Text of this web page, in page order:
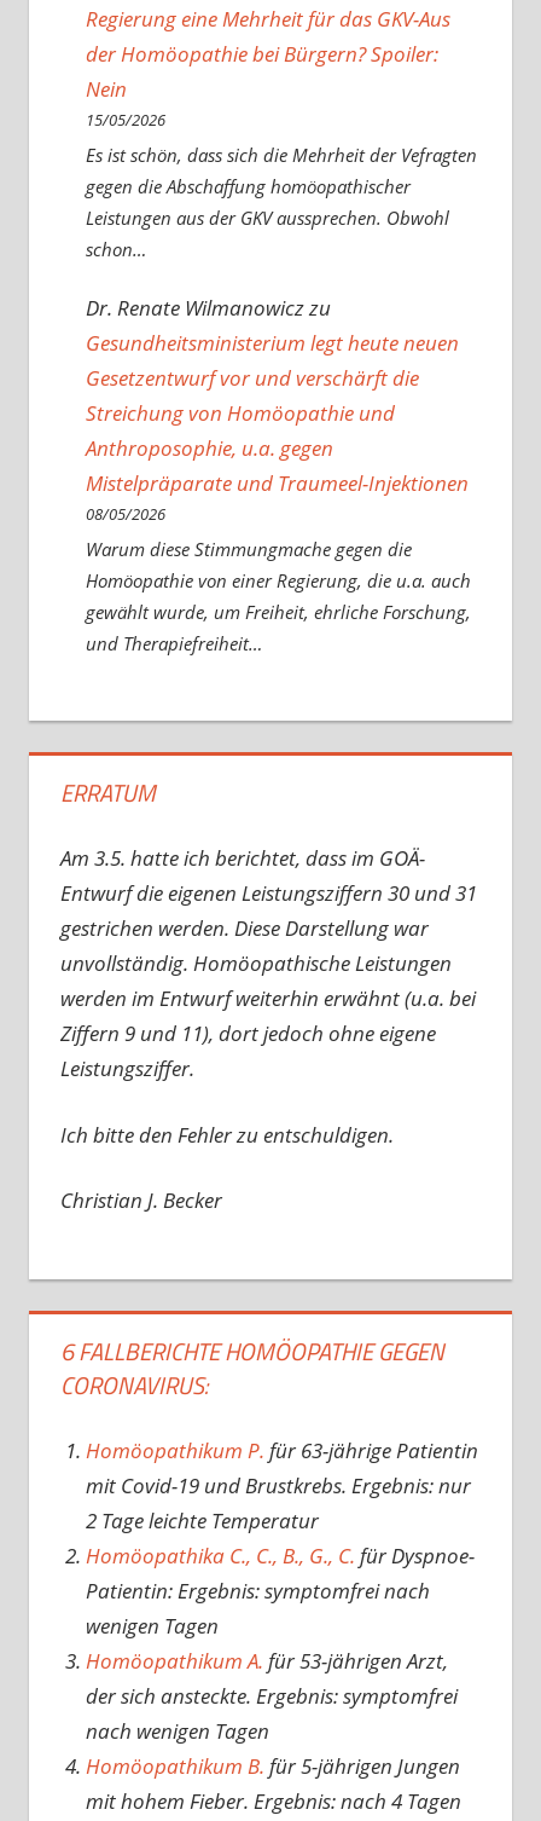
Regierung eine Mehrheit für das GKV-Aus
der Homöopathie bei Bürgern? Spoiler:
Nein
15/05/2026
Es ist schön, dass sich die Mehrheit der Vefragten
gegen die Abschaffung homöopathischer
Leistungen aus der GKV aussprechen. Obwohl
schon…
Dr. Renate Wilmanowiczzu
Gesundheitsministerium legt heute neuen
Gesetzentwurf vor und verschärft die
Streichung von Homöopathie und
Anthroposophie, u.a. gegen
Mistelpräparate und Traumeel-Injektionen
08/05/2026
Warum diese Stimmungmache gegen die
Homöopathie von einer Regierung, die u.a. auch
gewählt wurde, um Freiheit, ehrliche Forschung,
und Therapiefreiheit…
ERRATUM
Am 3.5. hatte ich berichtet, dass im GOÄ-
Entwurf die eigenen Leistungsziffern 30 und 31
gestrichen werden. Diese Darstellung war
unvollständig. Homöopathische Leistungen
werden im Entwurf weiterhin erwähnt (u.a. bei
Ziffern 9 und 11), dort jedoch ohne eigene
Leistungsziffer.
Ich bitte den Fehler zu entschuldigen.
Christian J. Becker
6 FALLBERICHTE HOMÖOPATHIE GEGEN
CORONAVIRUS:
Homöopathikum P. für 63-jährige Patientin
mit Covid-19 und Brustkrebs. Ergebnis: nur
2 Tage leichte Temperatur
Homöopathika C., C., B., G., C. für Dyspnoe-
Patientin: Ergebnis: symptomfrei nach
wenigen Tagen
Homöopathikum A. für 53-jährigen Arzt,
der sich ansteckte. Ergebnis: symptomfrei
nach wenigen Tagen
Homöopathikum B. für 5-jährigen Jungen
mit hohem Fieber. Ergebnis: nach 4 Tagen